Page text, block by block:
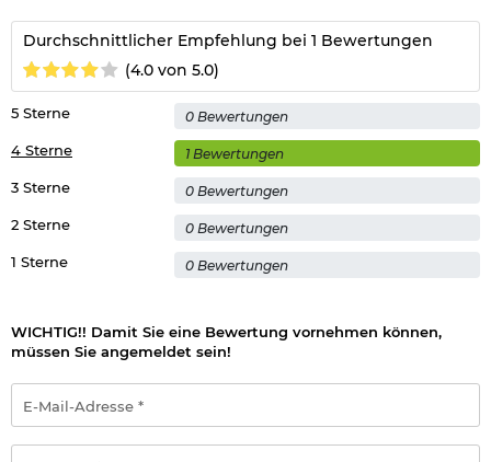
Durchschnittlicher Empfehlung bei 1 Bewertungen
(4.0 von 5.0)
1 Sterne 0 Bewertungen
2 Sterne 0 Bewertungen
3 Sterne 0 Bewertungen
4 Sterne 1 Bewertungen
5 Sterne 0 Bewertungen
WICHTIG!! Damit Sie eine Bewertung vornehmen können,
müssen Sie angemeldet sein!
Mail-
Adresse
*